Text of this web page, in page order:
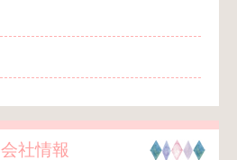
会社情報